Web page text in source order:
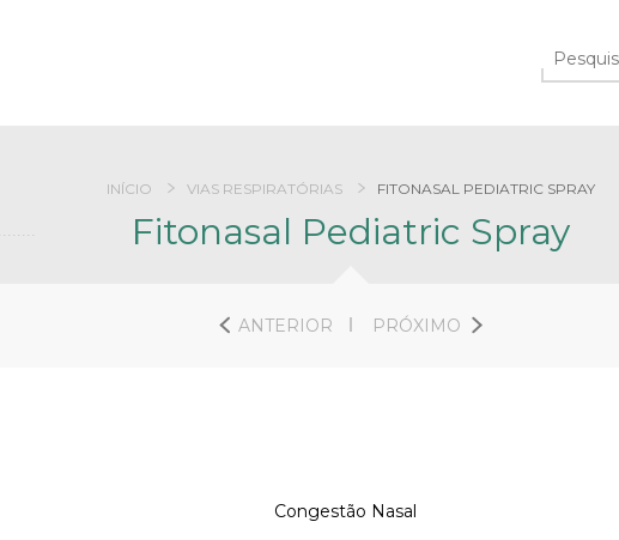
INÍCIO VIAS RESPIRATÓRIAS FITONASAL PEDIATRIC SPRAY
Fitonasal Pediatric Spray
ANTERIOR PRÓXIMO
Congestão Nasal